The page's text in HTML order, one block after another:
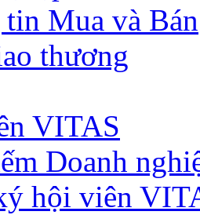
Mua và Bán
thương
VITAS
Doanh
hội viên